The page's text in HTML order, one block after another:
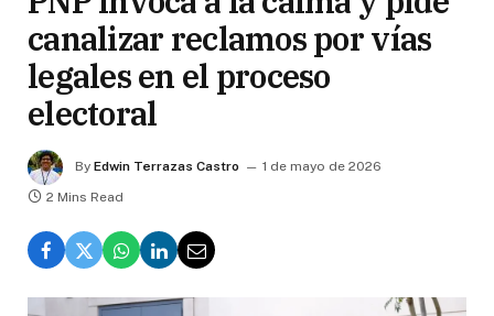
canalizar reclamos por vías
legales en el proceso
electoral
By Edwin Terrazas Castro
1 de mayo de 2026
2 Mins Read